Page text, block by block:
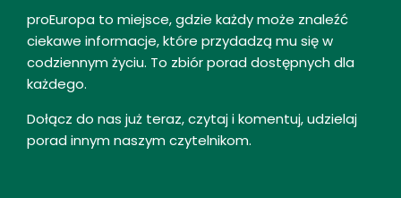
proEuropa to miejsce, gdzie każdy może znaleźć
ciekawe informacje, które przydadzą mu się w
codziennym życiu. To zbiór porad dostępnych dla
każdego.
Dołącz do nas już teraz, czytaj i komentuj, udzielaj
porad innym naszym czytelnikom.